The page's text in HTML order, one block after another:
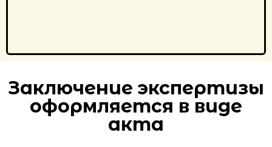
Заключение экспертизы
оформляется в виде
акта